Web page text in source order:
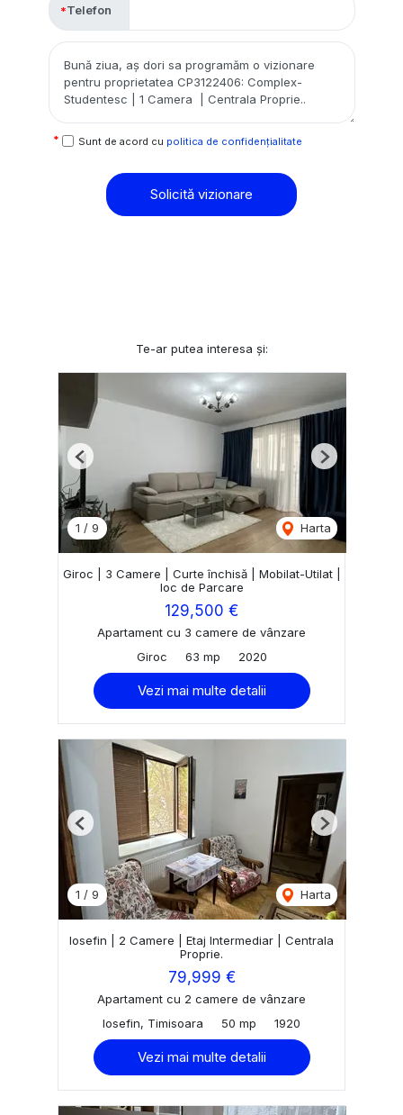
Telefon
Sunt de acord cu politica de confidențialitate
Solicită vizionare
Te-ar putea interesa și:
1 / 9 Harta
Previous Next
Giroc | 3 Camere | Curte închisă | Mobilat-Utilat |
loc de Parcare
129,500 €
Apartament cu 3 camere de vânzare
Giroc
63 mp 2020
Vezi mai multe detalii
1 / 9 Harta
Previous Next
Iosefin | 2 Camere | Etaj Intermediar | Centrala
Proprie.
79,999 €
Apartament cu 2 camere de vânzare
Iosefin, Timisoara
50 mp 1920
Vezi mai multe detalii